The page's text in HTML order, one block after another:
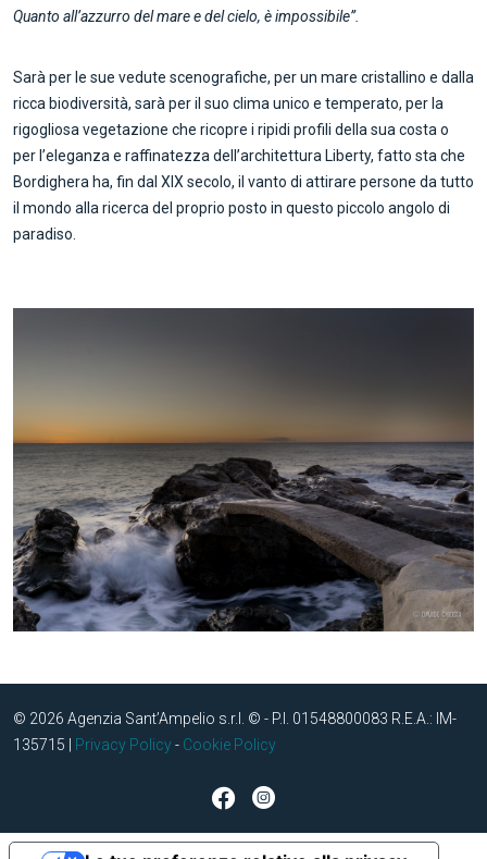
Quanto all’azzurro del mare e del cielo, è impossibile”.
Sarà per le sue vedute scenografiche, per un mare cristallino e dalla
ricca biodiversità, sarà per il suo clima unico e temperato, per la
rigogliosa vegetazione che ricopre i ripidi profili della sua costa o
per l’eleganza e raffinatezza dell’architettura Liberty, fatto sta che
Bordighera ha, fin dal XIX secolo, il vanto di attirare persone da tutto
il mondo alla ricerca del proprio posto in questo piccolo angolo di
paradiso.
© 2026 Agenzia Sant’Ampelio s.r.l. © - P.I. 01548800083 R.E.A.: IM-
135715 |
Privacy Policy- Cookie Policy